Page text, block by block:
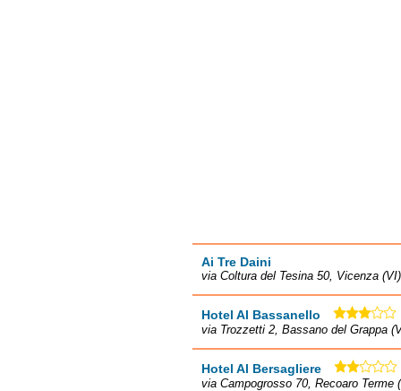
Ai Tre Daini
via Coltura del Tesina 50, Vicenza (VI)
Hotel Al Bassanello
via Trozzetti 2, Bassano del Grappa
Hotel Al Bersagliere
via Campogrosso 70, Recoaro Terme